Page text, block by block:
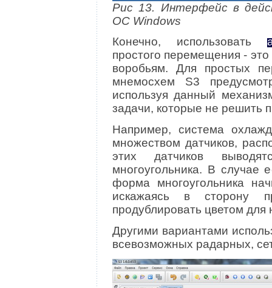
Рис 13. Интерфейс в
ОС Windows
Конечно, использовать
простого перемещения -
воробьям. Для простых
мнемосхем S3
используя данный
задачи, которые не
Например, система
множеством датчиков,
этих датчиков
многоугольника. В случае
форма многоугольника
искажаясь в сторону
продублировать цветом для
Другими вариантами
всевозможных радарных,